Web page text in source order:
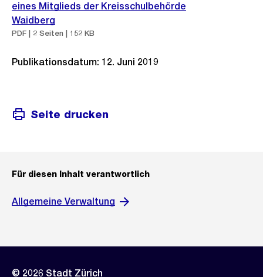
eines Mitglieds der Kreisschulbehörde
Waidberg
PDF | 2 Seiten | 152 KB
Publikationsdatum: 12. Juni 2019
Seite drucken
Für diesen Inhalt verantwortlich
Allgemeine Verwaltung
© 2026 Stadt Zürich